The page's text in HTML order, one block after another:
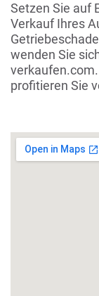
Setzen Sie auf
Verkauf Ihres
wenden Sie
profitieren Sie